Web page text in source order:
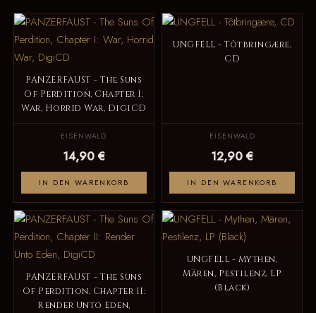
PANZERFAUST - The Suns
Of Perdition, Chapter I:
War, Horrid War, DigiCD
EISENWALD
14,90 €
IN DEN WARENKORB
UNGFELL - Tôtbringære,
CD
EISENWALD
12,90 €
IN DEN WARENKORB
PANZERFAUST - The Suns
Of Perdition, Chapter II:
Render Unto Eden,
UNGFELL - Mythen,
Mären, Pestilenz, LP
(Black)